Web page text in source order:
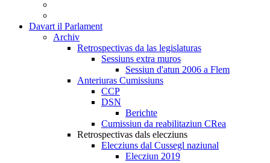
Davart il Parlament
Archiv
Retrospectivas da las legislaturas
Sessiuns extra muros
Sessiun d'atun 2006 a Flem
Anteriuras Cumissiuns
CCP
DSN
Berichte
Cumissiun da reabilitaziun CRea
Retrospectivas dals elecziuns
Elecziuns dal Cussegl naziunal
Elecziun 2019